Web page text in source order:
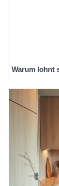
Warum lohnt